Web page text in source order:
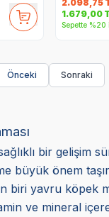
2.098,75
1.679,00
Sepette %20
Önceki Sonraki
bir gelişim
büyük önem
biri yavru köpek
ve mineral